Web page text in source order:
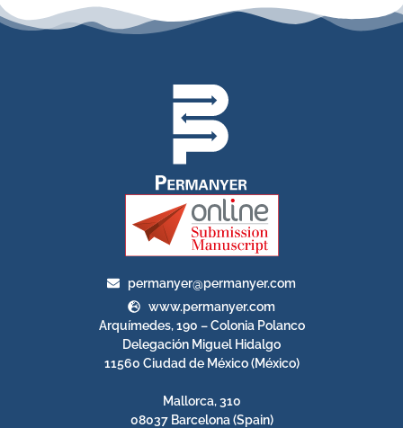
permanyer@permanyer.com
www.permanyer.com
Arquímedes, 190 – Colonia Polanco
Delegación Miguel Hidalgo
11560 Ciudad de México (México)
Mallorca, 310
08037 Barcelona (Spain)